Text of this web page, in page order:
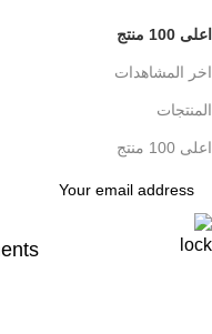
اعلى 100 منتج
اخر المشاهدات
المنتجات
اعلى 100 منتج